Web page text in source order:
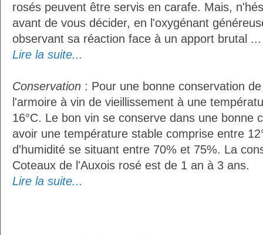
rosés peuvent être servis en carafe. Mais,
avant de vous décider, en l'oxygénant
observant sa réaction face à un apport brutal ...
Lire la suite...
Conservation : Pour une bonne conservation
l'armoire à vin de vieillissement à une
16°C. Le bon vin se conserve dans une bonne
avoir une température stable comprise entre
d'humidité se situant entre 70% et 75%. La
Coteaux de l'Auxois rosé est de 1 an à 3 ans.
Lire la suite...